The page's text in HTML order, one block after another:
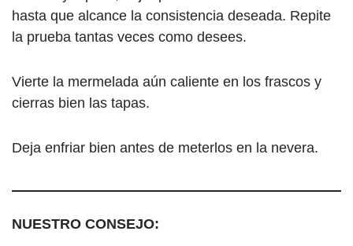
hasta que alcance la consistencia deseada. Repite
la prueba tantas veces como desees.
Vierte la mermelada aún caliente en los frascos y
cierras bien las tapas.
Deja enfriar bien antes de meterlos en la nevera.
NUESTRO CONSEJO: